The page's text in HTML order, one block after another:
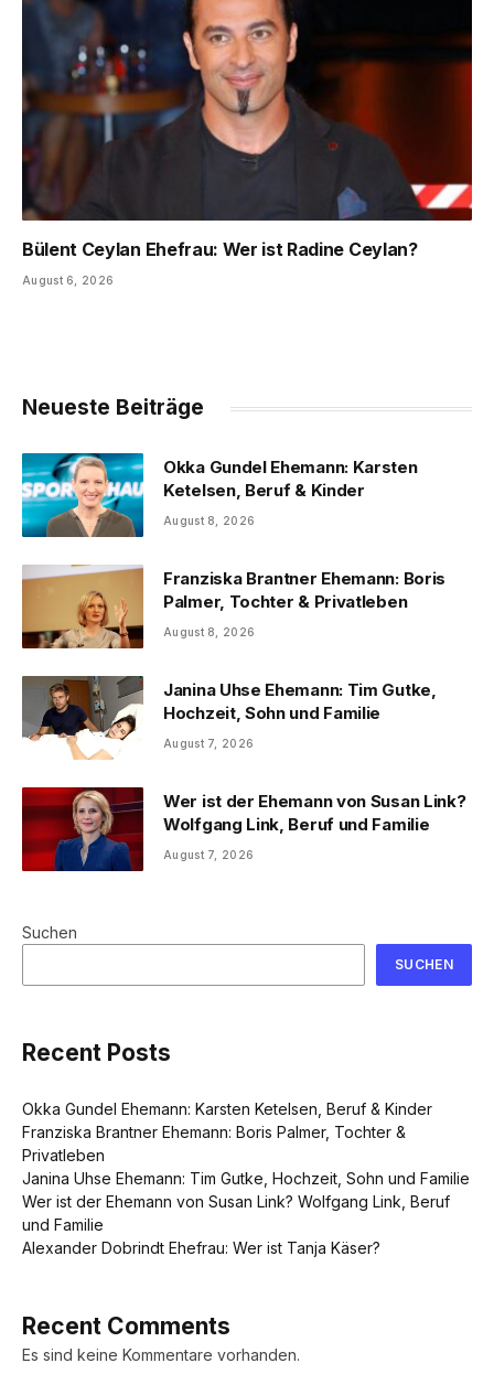
Bülent Ceylan Ehefrau: Wer ist Radine Ceylan?
August 6, 2026
Neueste Beiträge
Okka Gundel Ehemann: Karsten
Ketelsen, Beruf & Kinder
August 8, 2026
Franziska Brantner Ehemann: Boris
Palmer, Tochter & Privatleben
August 8, 2026
Janina Uhse Ehemann: Tim Gutke,
Hochzeit, Sohn und Familie
August 7, 2026
Wer ist der Ehemann von Susan Link?
Wolfgang Link, Beruf und Familie
August 7, 2026
Suchen
SUCHEN
Recent Posts
Okka Gundel Ehemann: Karsten Ketelsen, Beruf & Kinder
Franziska Brantner Ehemann: Boris Palmer, Tochter &
Privatleben
Janina Uhse Ehemann: Tim Gutke, Hochzeit, Sohn und Familie
Wer ist der Ehemann von Susan Link? Wolfgang Link, Beruf
und Familie
Alexander Dobrindt Ehefrau: Wer ist Tanja Käser?
Recent Comments
Es sind keine Kommentare vorhanden.